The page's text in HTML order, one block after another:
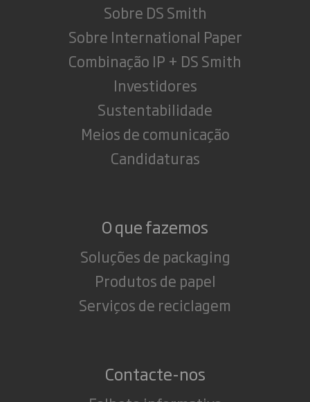
Sobre DS Smith
Sobre International Paper
Combinação IP + DS Smith
Investidores
Sustentabilidade
Meios de comunicação
Candidaturas
O que fazemos
Soluções de packaging
Produtos de papel
Serviços de reciclagem
Contacte-nos